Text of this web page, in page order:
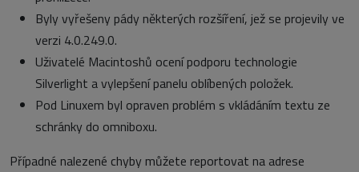
Byly vyřešeny pády některých rozšíření, jež se projevily ve
verzi 4.0.249.0.
Uživatelé Macintoshů ocení podporu technologie
Silverlight a vylepšení panelu oblíbených položek.
Pod Linuxem byl opraven problém s vkládáním textu ze
schránky do omniboxu.
Případné nalezené chyby můžete reportovat na adrese